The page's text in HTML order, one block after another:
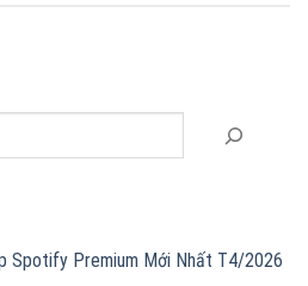
Spotify Premium Mới Nhất T4/2026